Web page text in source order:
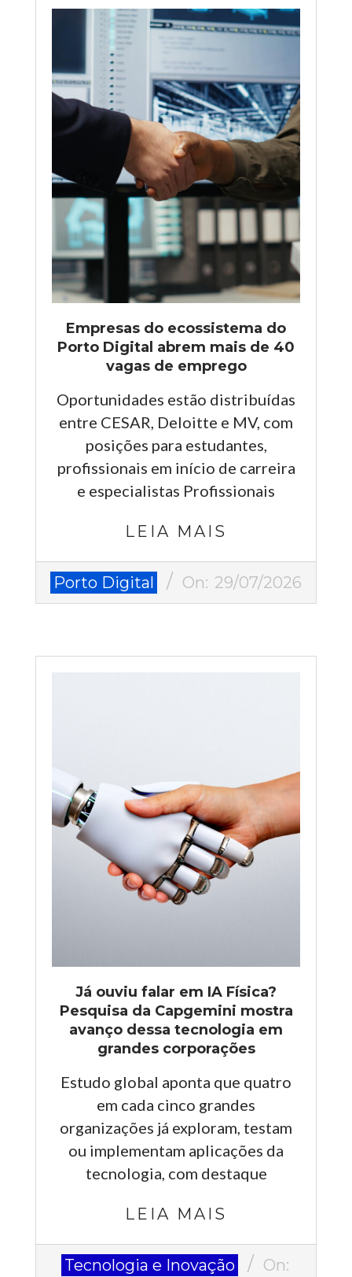
Empresas do ecossistema do
Porto Digital abrem mais de 40
vagas de emprego
Oportunidades estão distribuídas
entre CESAR, Deloitte e MV, com
posições para estudantes,
profissionais em início de carreira
e especialistas Profissionais
LEIA MAIS
2026-
07-
Porto Digital On: 29/07/2026
Já ouviu falar em IA Física?
Pesquisa da Capgemini mostra
avanço dessa tecnologia em
grandes corporações
Estudo global aponta que quatro
em cada cinco grandes
organizações já exploram, testam
ou implementam aplicações da
tecnologia, com destaque
LEIA MAIS
2026-
Tecnologia e Inovação
On: